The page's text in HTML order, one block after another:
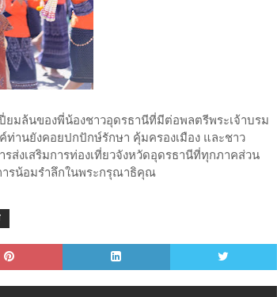
ยมล้นของพี่น้องชาวอุดรธานีที่มีต่อพลตรีพระเจ้าบรม
ท่านยังคอยปกปักษ์รักษา คุ้มครองเมือง และชาว
ส่งเสริมการท่องเที่ยวจังหวัดอุดรธานีที่ทุกภาคส่วน
รน้อมรำลึกในพระกรุณาธิคุณ